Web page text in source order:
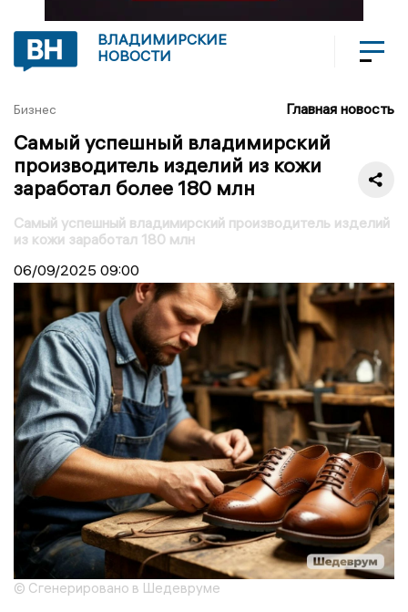
ВЛАДИМИРСКИЕ
НОВОСТИ
Бизнес Главная новость
Самый успешный владимирский
производитель изделий из кожи
заработал более 180 млн
Самый успешный владимирский производитель изделий
из кожи заработал 180 млн
06/09/2025 09:00
© Сгенерировано в Шедевруме